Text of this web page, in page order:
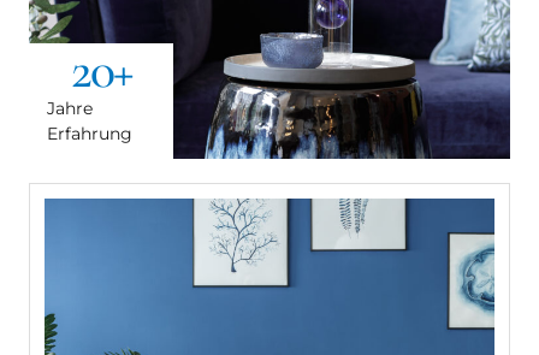
Jahre
Erfahrung
20+